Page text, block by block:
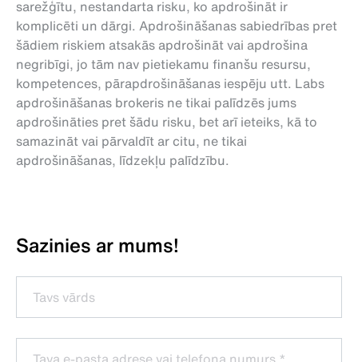
sarežģītu, nestandarta risku, ko apdrošināt ir
komplicēti un dārgi. Apdrošināšanas sabiedrības pret
šādiem riskiem atsakās apdrošināt vai apdrošina
negribīgi, jo tām nav pietiekamu finanšu resursu,
kompetences, pārapdrošināšanas iespēju utt. Labs
apdrošināšanas brokeris ne tikai palīdzēs jums
apdrošināties pret šādu risku, bet arī ieteiks, kā to
samazināt vai pārvaldīt ar citu, ne tikai
apdrošināšanas, līdzekļu palīdzību.
Sazinies ar mums!